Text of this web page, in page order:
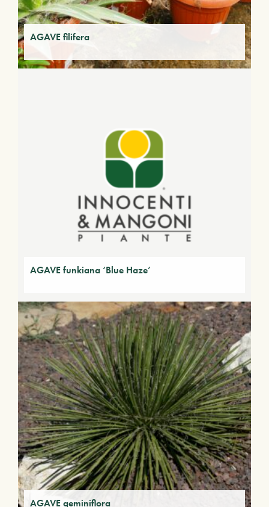
AGAVE filifera
AGAVE funkiana ‘Blue Haze’
AGAVE geminiflora